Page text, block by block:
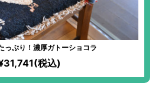
っぷり！濃厚ガトーショコラ
税込)